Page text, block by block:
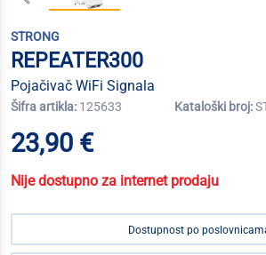
STRONG
REPEATER300
Pojačivač WiFi Signala
Šifra artikla: 125633 Kataloški broj:
23,90 €
Nije dostupno za internet prodaju
Dostupnost po